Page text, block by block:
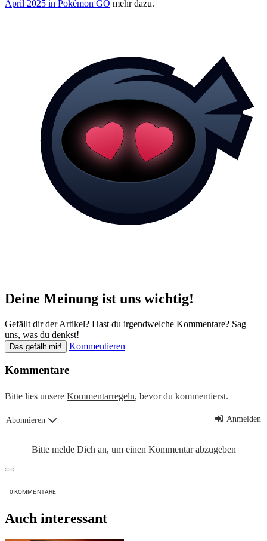
April 2025 in Pokémon GO mehr dazu.
Deine Meinung ist uns wichtig!
Gefällt dir der Artikel? Hast du irgendwelche Kommentare? Sag
uns, was du denkst!
Das gefällt mir! Kommentieren
Kommentare
Bitte lies unsere Kommentarregeln, bevor du kommentierst.
Abonnieren Anmelden
Bitte melde Dich an, um einen Kommentar abzugeben
0 KOMMENTARE
Auch interessant